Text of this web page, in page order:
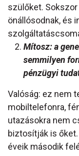
szülőket.
önállósodnak, és
Mítosz: a
semmilyen
pénzügyi
Valóság: ez nem
mobiltelefonra,
utazásokra nem
biztosítják is
éveik második